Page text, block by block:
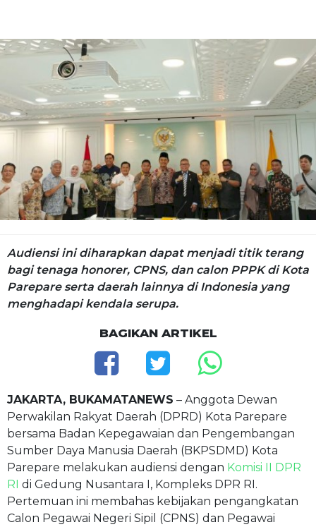
Audiensi ini diharapkan dapat menjadi titik terang
bagi tenaga honorer, CPNS, dan calon PPPK di Kota
Parepare serta daerah lainnya di Indonesia yang
menghadapi kendala serupa.
BAGIKAN ARTIKEL
JAKARTA, BUKAMATANEWS – Anggota Dewan
Perwakilan Rakyat Daerah (DPRD) Kota Parepare
bersama Badan Kepegawaian dan Pengembangan
Sumber Daya Manusia Daerah (BKPSDMD) Kota
Parepare melakukan audiensi dengan Komisi II DPR
RI di Gedung Nusantara I, Kompleks DPR RI.
Pertemuan ini membahas kebijakan pengangkatan
Calon Pegawai Negeri Sipil (CPNS) dan Pegawai